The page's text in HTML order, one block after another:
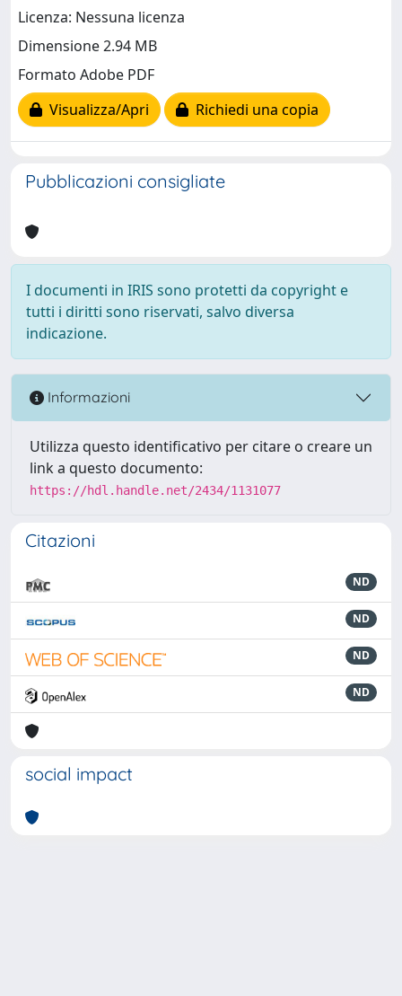
Licenza: Nessuna licenza
Dimensione 2.94 MB
Formato Adobe PDF
Visualizza/Apri
Richiedi una copia
Pubblicazioni consigliate
I documenti in IRIS sono protetti da copyright e
tutti i diritti sono riservati, salvo diversa
indicazione.
Informazioni
Utilizza questo identificativo per citare o creare un
link a questo documento:
https://hdl.handle.net/2434/1131077
Citazioni
ND
ND
ND
ND
social impact